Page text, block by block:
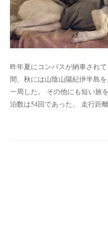
昨年夏にコンパスが納車され
間、秋には山陰山陽紀伊半島
一周した。 その他にも短い旅
泊数は54回であった。 走行距